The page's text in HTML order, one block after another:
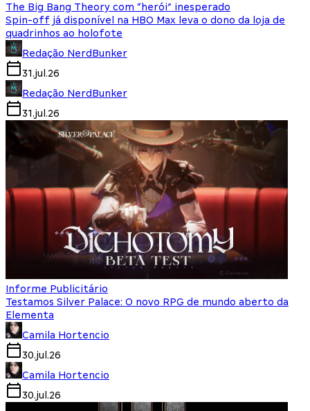
The Big Bang Theory com “herói” inesperado
Spin-off já disponível na HBO Max leva o dono da loja de
quadrinhos ao holofote
Redação NerdBunker
31.jul.26
Redação NerdBunker
31.jul.26
Informe Publicitário
Testamos Silver Palace: O novo RPG de mundo aberto da
Elementa
Camila Hortencio
30.jul.26
Camila Hortencio
30.jul.26